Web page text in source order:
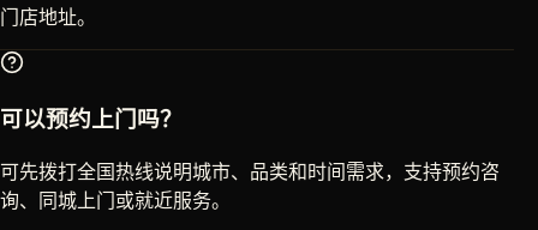
门店地址。
可以预约上门吗？
可先拨打全国热线说明城市、品类和时间需求，支持预约咨
询、同城上门或就近服务。